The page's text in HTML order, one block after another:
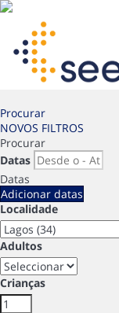
Procurar
NOVOS FILTROS
Procurar
Datas
Datas
Adicionar datas
Localidade
Adultos
Crianças